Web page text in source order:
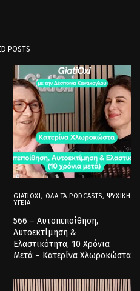
POSTS
GIATIOXI, ΌΛΑ ΤΑ PODCASTS, ΨΥΧΙΚΉ
ΥΓΕΊΑ
566 – Αυτοπεποίθηση,
Αυτοεκτίμηση &
Ελαστικότητα, 10 Χρόνια
Μετά – Κατερίνα Χλωροκώστα